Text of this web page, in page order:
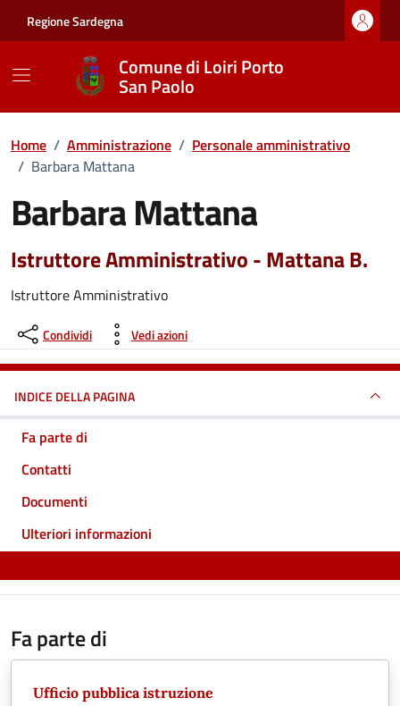
Regione Sardegna
Comune di Loiri Porto
San Paolo
Home / Amministrazione / Personale amministrativo
/ Barbara Mattana
Barbara Mattana
Istruttore Amministrativo - Mattana B.
Istruttore Amministrativo
Condividi Vedi azioni
INDICE DELLA PAGINA
Fa parte di
Contatti
Documenti
Ulteriori informazioni
Fa parte di
Ufficio pubblica istruzione